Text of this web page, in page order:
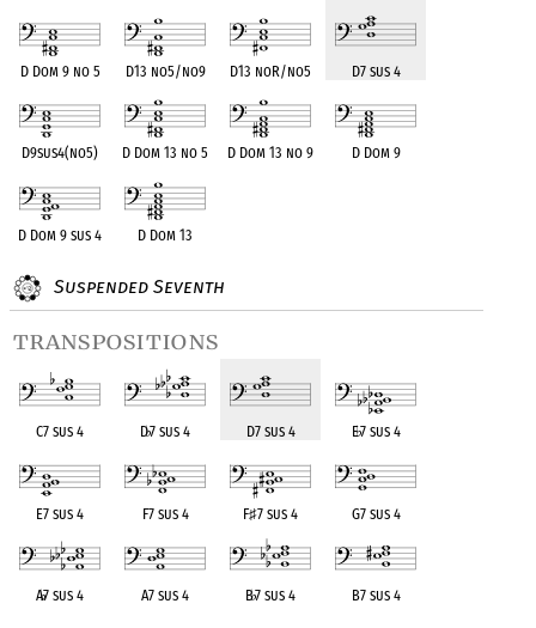
D Dom 9 no 5 D13 no5/no9 D13 noR/no5 D7 sus 4
D9sus4(no5) D Dom 13 no 5 D Dom 13 no 9 D Dom 9
D Dom 9 sus 4 D Dom 13
Suspended Seventh
transpositions
C7 sus 4 D♭7 sus 4 D7 sus 4 E♭7 sus 4
E7 sus 4 F7 sus 4 F♯7 sus 4 G7 sus 4
A♭7 sus 4 A7 sus 4 B♭7 sus 4 B7 sus 4